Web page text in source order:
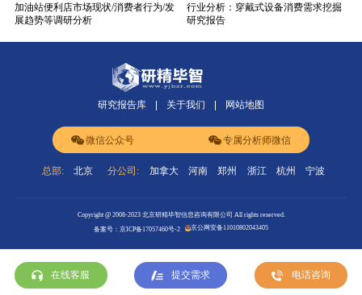
加油站便利店市场现状/消费者行为/发
展趋势等调研分析
行业分析：穿戴式设备消费需求挖掘
研究报告
研究报告库 关于我们 网站地图
微信公众号 专属分析师微信
总部: 北京 分公司: 加拿大 河南 郑州 浙江 杭州 宁波
Copyright @ 2008-2023 北京研精毕智信息咨询有限公司 All rights reserved.
备案号：京ICP备17057460号-2
京公网安备11010802043405
在线客服 提交需求 电话咨询